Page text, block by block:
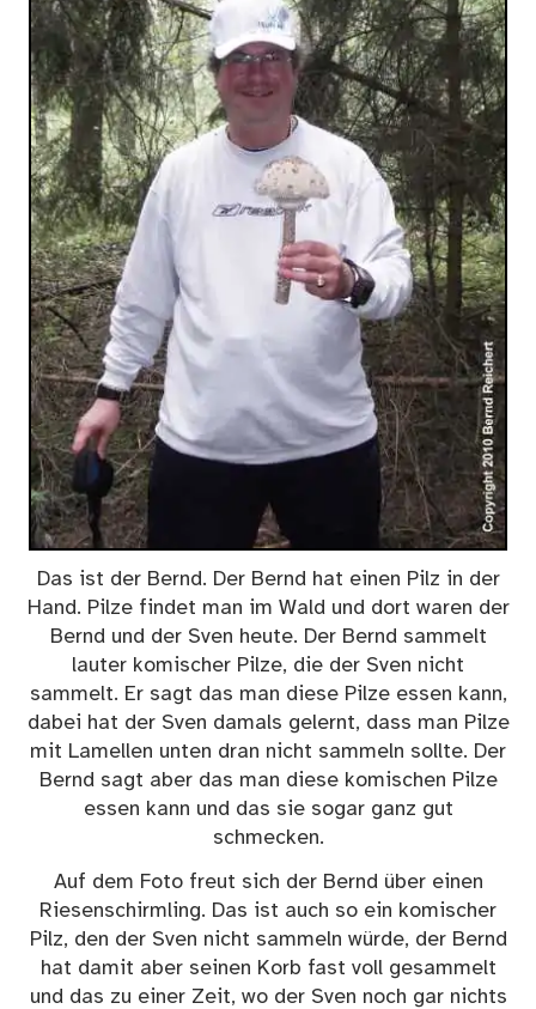
Das ist der Bernd. Der Bernd hat einen Pilz in der
Hand. Pilze findet man im Wald und dort waren der
Bernd und der Sven heute. Der Bernd sammelt
lauter komischer Pilze, die der Sven nicht
sammelt. Er sagt das man diese Pilze essen kann,
dabei hat der Sven damals gelernt, dass man Pilze
mit Lamellen unten dran nicht sammeln sollte. Der
Bernd sagt aber das man diese komischen Pilze
essen kann und das sie sogar ganz gut
schmecken.
Auf dem Foto freut sich der Bernd über einen
Riesenschirmling. Das ist auch so ein komischer
Pilz, den der Sven nicht sammeln würde, der Bernd
hat damit aber seinen Korb fast voll gesammelt
und das zu einer Zeit, wo der Sven noch gar nichts